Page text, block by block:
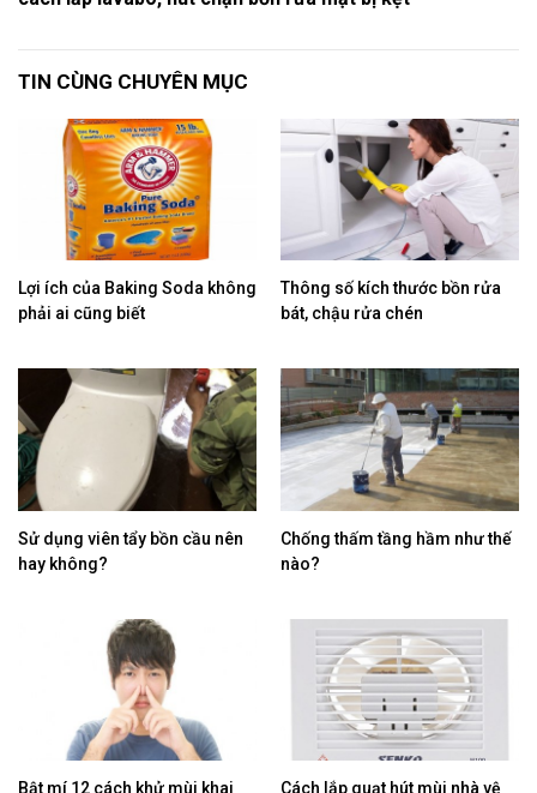
TIN CÙNG CHUYÊN MỤC
Lợi ích của Baking Soda không
phải ai cũng biết
Thông số kích thước bồn rửa
bát, chậu rửa chén
Sử dụng viên tẩy bồn cầu nên
hay không?
Chống thấm tầng hầm như thế
nào?
Bật mí 12 cách khử mùi khai Cách lắp quạt hút mùi nhà vệ